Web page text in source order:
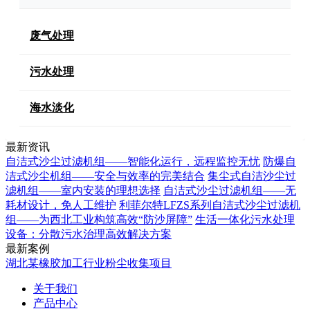
废气处理
污水处理
海水淡化
最新资讯
自洁式沙尘过滤机组——智能化运行，远程监控无忧 防爆自
洁式沙尘机组——安全与效率的完美结合 集尘式自洁沙尘过
滤机组——室内安装的理想选择 自洁式沙尘过滤机组——无
耗材设计，免人工维护 利菲尔特LFZS系列自洁式沙尘过滤机
组——为西北工业构筑高效“防沙屏障” 生活一体化污水处理
设备：分散污水治理高效解决方案
最新案例
湖北某橡胶加工行业粉尘收集项目
关于我们
产品中心